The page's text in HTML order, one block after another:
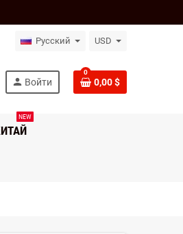
Русский USD
person Войти
0
0,00 $
NEW